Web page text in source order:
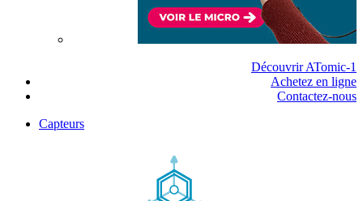
Découvrir ATomic-1
Achetez en ligne
Contactez-nous
Capteurs